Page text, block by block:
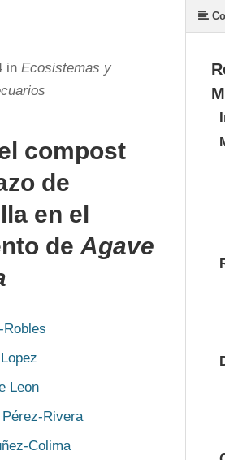
in Ecosistemas y
compost
de
en el
de Agave
Robles
Leon
Rivera
Colima